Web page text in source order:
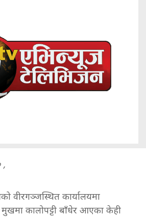
,
वीरगञ्जस्थित कार्यालयमा
कालोपट्टी बाँधेर आएका केही